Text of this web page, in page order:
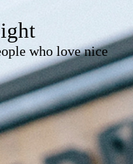
who love nice